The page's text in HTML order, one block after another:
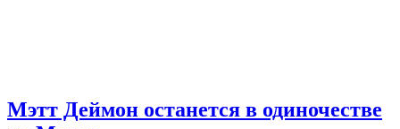
Мэтт Деймон останется в одиночестве